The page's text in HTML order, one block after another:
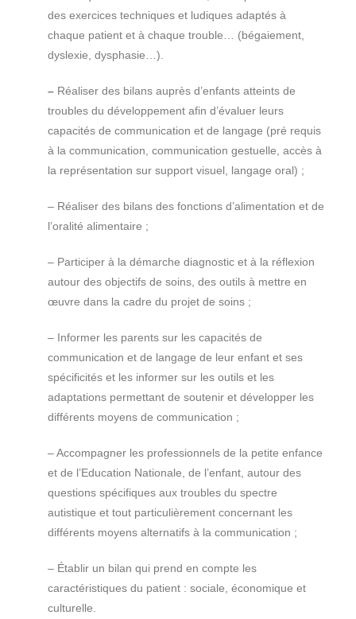
des exercices techniques et ludiques adaptés à
chaque patient et à chaque trouble… (bégaiement,
dyslexie, dysphasie…).
– Réaliser des bilans auprès d’enfants atteints de
troubles du développement afin d’évaluer leurs
capacités de communication et de langage (pré requis
à la communication, communication gestuelle, accès à
la représentation sur support visuel, langage oral) ;
– Réaliser des bilans des fonctions d’alimentation et de
l’oralité alimentaire ;
– Participer à la démarche diagnostic et à la réflexion
autour des objectifs de soins, des outils à mettre en
œuvre dans la cadre du projet de soins ;
– Informer les parents sur les capacités de
communication et de langage de leur enfant et ses
spécificités et les informer sur les outils et les
adaptations permettant de soutenir et développer les
différents moyens de communication ;
– Accompagner les professionnels de la petite enfance
et de l’Education Nationale, de l’enfant, autour des
questions spécifiques aux troubles du spectre
autistique et tout particulièrement concernant les
différents moyens alternatifs à la communication ;
– Établir un bilan qui prend en compte les
caractéristiques du patient : sociale, économique et
culturelle.